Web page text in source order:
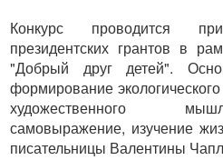
Конкурс проводится
президентских грантов в
"Добрый друг детей".
формирование
художественного
самовыражение, изучение
писательницы Валентины